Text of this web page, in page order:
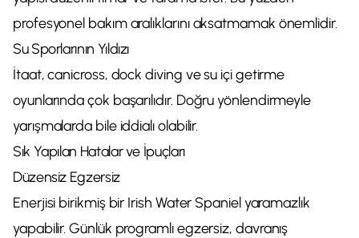
profesyonel bakım aralıklarını aksatmamak önemlidir.
Su Sporlarının Yıldızı
İtaat, canicross, dock diving ve su içi getirme
oyunlarında çok başarılıdır. Doğru yönlendirmeyle
yarışmalarda bile iddialı olabilir.
Sık Yapılan Hatalar ve İpuçları
Düzensiz Egzersiz
Enerjisi birikmiş bir Irish Water Spaniel yaramazlık
yapabilir. Günlük programlı egzersiz, davranış